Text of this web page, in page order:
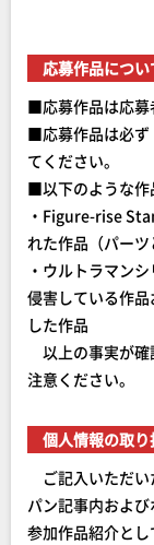
応募作品につい
■応募作品は応募
■応募作品は必
てください。
■以下のような作
・Figure-rise
れた作品（パーツ
・ウルトラマン
侵害している作
した作品
以上の事実が確
注意ください。
個人情報の取
ご記入いただい
パン記事内および
参加作品紹介と